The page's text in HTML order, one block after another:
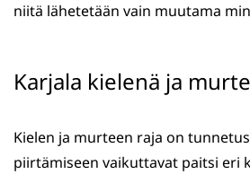
niitä lähetetään vain muutama
Karjala kielenä ja
Kielen ja murteen raja on
piirtämiseen vaikuttavat paitsi eri